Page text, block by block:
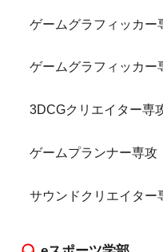
ゲームグラフィッカー
ゲームグラフィッカー
3DCGクリエイター専
ゲームプランナー専攻
サウンドクリエイター